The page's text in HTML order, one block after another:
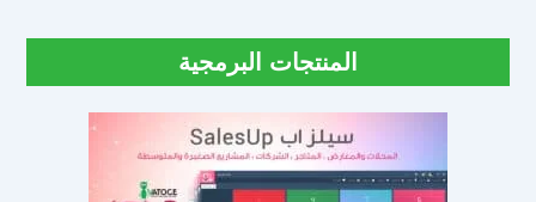
المنتجات البرمجية